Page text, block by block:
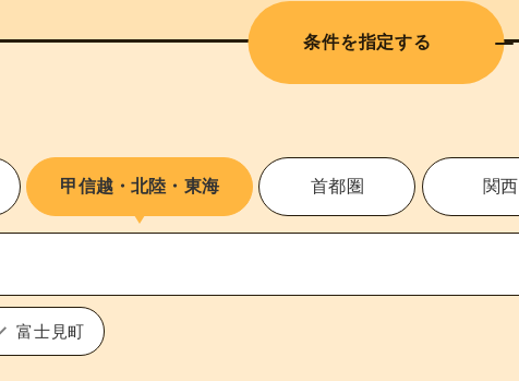
条件を指定する
甲信越・北陸・東海 首都圏 関西
富士見町